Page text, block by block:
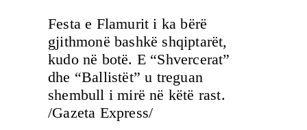
Festa e Flamurit i ka bërë
gjithmonë bashkë shqiptarët,
kudo në botë. E “Shvercerat”
dhe “Ballistët” u treguan
shembull i mirë në këtë rast.
/Gazeta Express/